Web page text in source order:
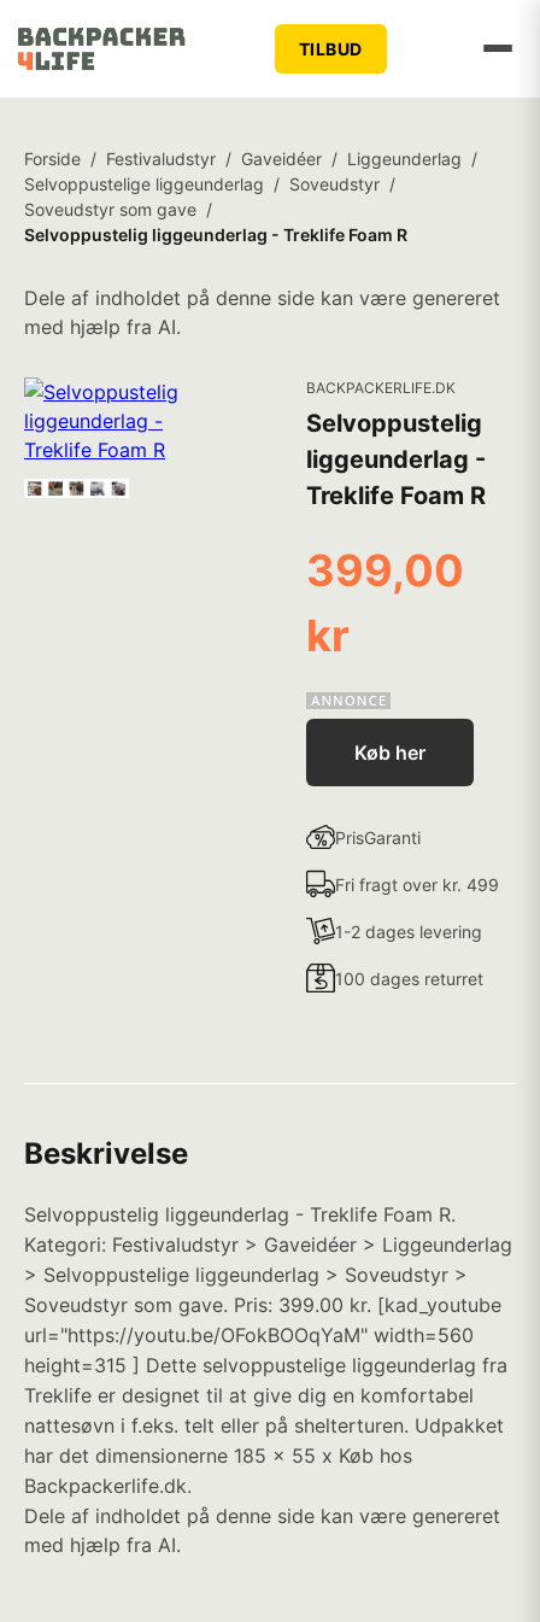
TILBUD
Forside / Festivaludstyr / Gaveidéer / Liggeunderlag /
Selvoppustelige liggeunderlag / Soveudstyr /
Soveudstyr som gave /
Selvoppustelig liggeunderlag - Treklife Foam R
Dele af indholdet på denne side kan være genereret
med hjælp fra AI.
BACKPACKERLIFE.DK
Selvoppustelig
liggeunderlag -
Treklife Foam R
399,00
kr
Køb her
PrisGaranti
Fri fragt over kr. 499
1-2 dages levering
100 dages returret
Beskrivelse
Selvoppustelig liggeunderlag - Treklife Foam R.
Kategori: Festivaludstyr > Gaveidéer > Liggeunderlag
> Selvoppustelige liggeunderlag > Soveudstyr >
Soveudstyr som gave. Pris: 399.00 kr. [kad_youtube
url="https://youtu.be/OFokBOOqYaM" width=560
height=315 ] Dette selvoppustelige liggeunderlag fra
Treklife er designet til at give dig en komfortabel
nattesøvn i f.eks. telt eller på shelterturen. Udpakket
har det dimensionerne 185 x 55 x Køb hos
Backpackerlife.dk.
Dele af indholdet på denne side kan være genereret
med hjælp fra AI.